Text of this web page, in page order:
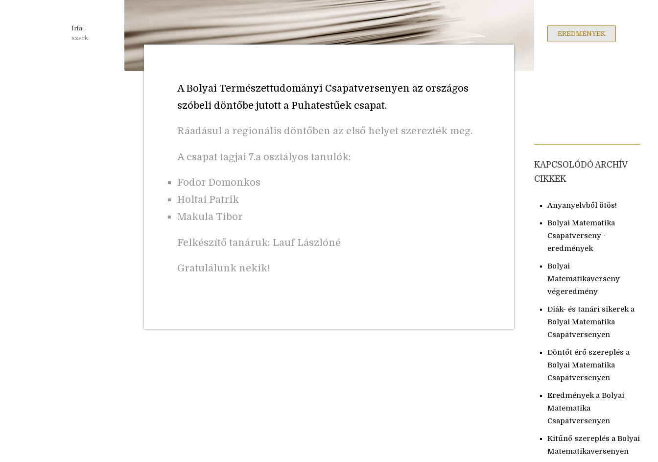
Írta:
szerk.
EREDMÉNYEK
A Bolyai Természettudományi Csapatversenyen az országos
szóbeli döntőbe jutott a Puhatestűek csapat.
Ráadásul a regionális döntőben az első helyet szerezték meg.
A csapat tagjai 7.a osztályos tanulók:
Fodor Domonkos
Holtai Patrik
Makula Tibor
Felkészítő tanáruk: Lauf Lászlóné
Gratulálunk nekik!
KAPCSOLÓDÓ ARCHÍV
CIKKEK
Anyanyelvből ötös!
Bolyai Matematika
Csapatverseny -
eredmények
Bolyai
Matematikaverseny
végeredmény
Diák- és tanári sikerek a
Bolyai Matematika
Csapatversenyen
Döntőt érő szereplés a
Bolyai Matematika
Csapatversenyen
Eredmények a Bolyai
Matematika
Csapatversenyen
Kitűnő szereplés a Bolyai
Matematikaversenyen